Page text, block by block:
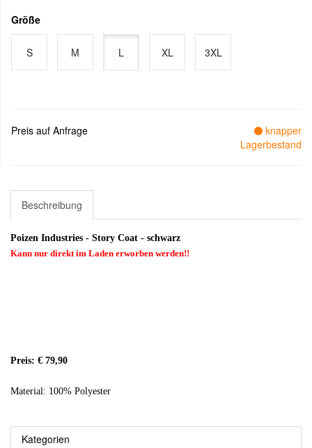
Größe
S M L XL 3XL
Preis auf Anfrage
knapper
Lagerbestand
Beschreibung
Poizen Industries - Story Coat - schwarz
Kann nur direkt im Laden erworben werden!!
Preis: € 79,90
Material: 100% Polyester
Kategorien